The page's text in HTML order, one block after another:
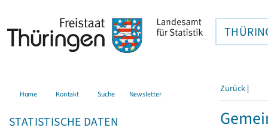
Home Kontakt Suche Newsletter
STATISTISCHE DATEN
Zurück |